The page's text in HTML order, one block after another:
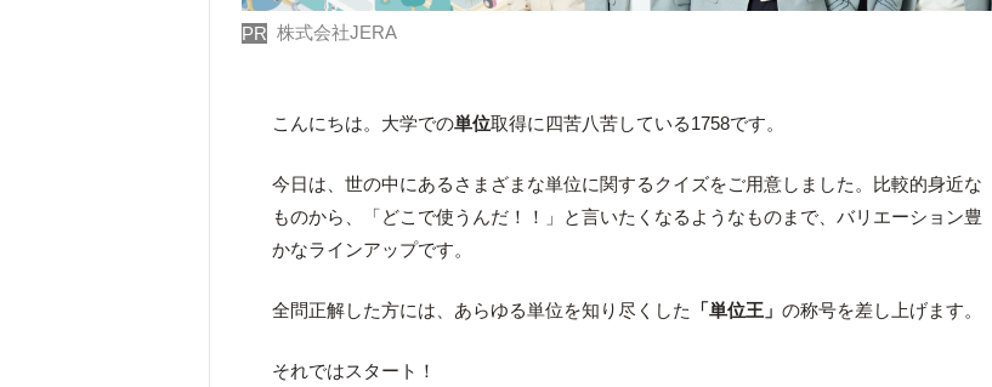
PR 株式会社JERA
こんにちは。大学での単位取得に四苦八苦している1758です。
今日は、世の中にあるさまざまな単位に関するクイズをご用意しました。比較的身近な
ものから、「どこで使うんだ！！」と言いたくなるようなものまで、バリエーション豊
かなラインアップです。
全問正解した方には、あらゆる単位を知り尽くした 「単位王」の称号を差し上げます。
それではスタート！